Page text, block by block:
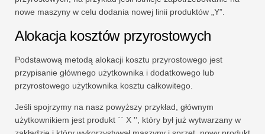
nowe maszyny w celu dodania nowej linii produktów „Y”.
Alokacja kosztów przyrostowych
Podstawową metodą alokacji kosztu przyrostowego jest
przypisanie głównego użytkownika i dodatkowego lub
przyrostowego użytkownika kosztu całkowitego.
Jeśli spojrzymy na nasz powyższy przykład, głównym
użytkownikiem jest produkt `` X '', który był już wytwarzany w